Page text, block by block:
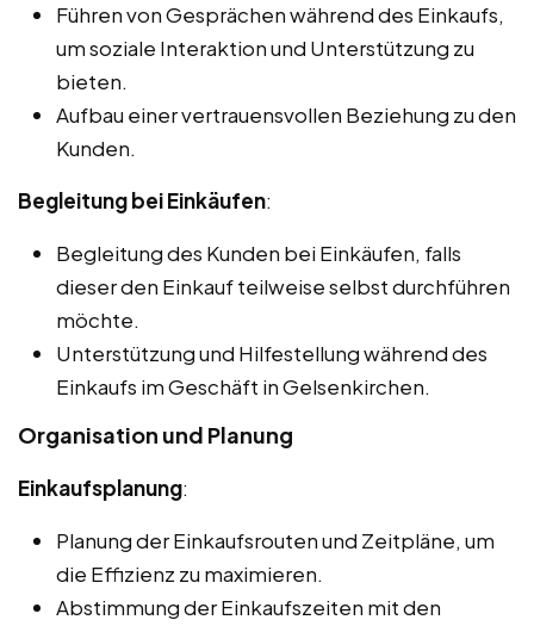
Führen von Gesprächen während des Einkaufs,
um soziale Interaktion und Unterstützung zu
bieten.
Aufbau einer vertrauensvollen Beziehung zu den
Kunden.
Begleitung bei Einkäufen:
Begleitung des Kunden bei Einkäufen, falls
dieser den Einkauf teilweise selbst durchführen
möchte.
Unterstützung und Hilfestellung während des
Einkaufs im Geschäft in Gelsenkirchen.
Organisation und Planung
Einkaufsplanung:
Planung der Einkaufsrouten und Zeitpläne, um
die Effizienz zu maximieren.
Abstimmung der Einkaufszeiten mit den